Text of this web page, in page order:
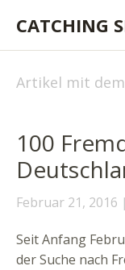
CATCHING
Artikel mit dem
100
Februar 21, 2016
Seit Anfang
der Suche nach